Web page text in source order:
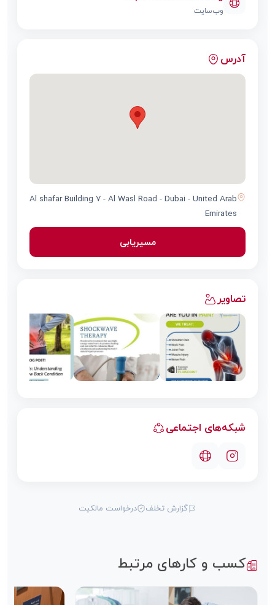
وب‌سایت
آدرس
Al shafar Building 7 - Al Wasl Road - Dubai - United Arab
Emirates
مسیریابی
تصاویر
شبکه‌های اجتماعی
گزارش تخلف درخواست مالکیت
کسب و کارهای مرتبط